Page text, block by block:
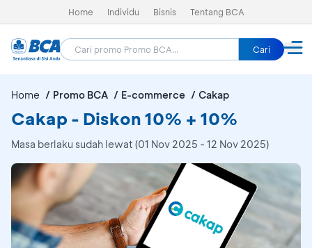
Home Individu Bisnis Tentang BCA
Cari
Home Promo BCA E-commerce Cakap
Cakap - Diskon 10% + 10%
Masa berlaku sudah lewat (01 Nov 2025 - 12 Nov 2025)